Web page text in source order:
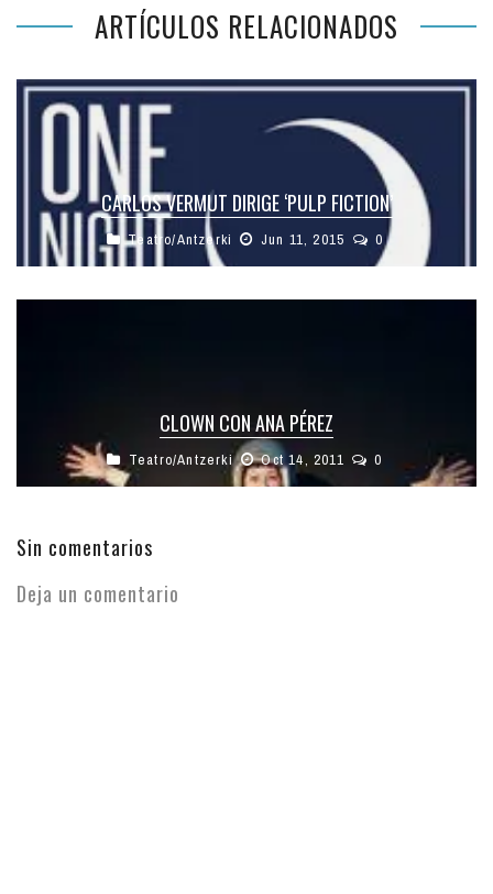
ARTÍCULOS RELACIONADOS
CARLOS VERMUT DIRIGE ‘PULP FICTION’
Teatro/Antzerki Jun 11, 2015 0
CLOWN CON ANA PÉREZ
Teatro/Antzerki Oct 14, 2011 0
Sin comentarios
Deja un comentario